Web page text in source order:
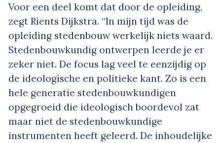
Voor een deel komt dat door de opleiding,
zegt Rients Dijkstra. “In mijn tijd was de
opleiding stedenbouw werkelijk niets waard.
Stedenbouwkundig ontwerpen leerde je er
zeker niet. De focus lag veel te eenzijdig op
de ideologische en politieke kant. Zo is een
hele generatie stedenbouwkundigen
opgegroeid die ideologisch boordevol zat
maar niet de stedenbouwkundige
instrumenten heeft geleerd. De inhoudelijke